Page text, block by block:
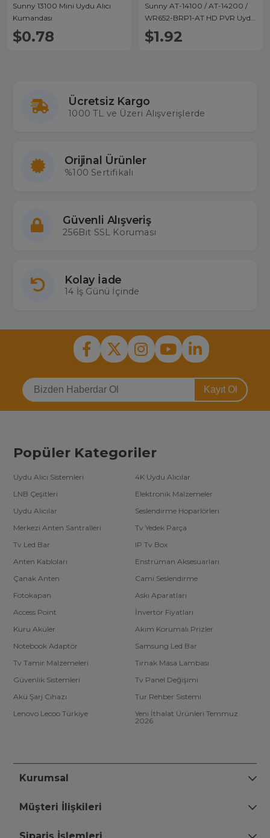
Sunny 13100 Mini Uydu Alıcı
Kumandası
$0.78
Sunny AT-14100 / AT-14200 /
WR652-BRP1-AT HD PVR Uydu
Alıcı Kumandası WR652-BRP1-
AT
$1.92
Ücretsiz Kargo
1000 TL ve Üzeri Alışverişlerde
Orijinal Ürünler
%100 Sertifikalı
Güvenli Alışveriş
256Bit SSL Koruması
Kolay İade
14 İş Günü İçinde
Kayıt Ol
Popüler Kategoriler
Uydu Alıcı Sistemleri
4K Uydu Alıcılar
LNB Çeşitleri
Elektronik Malzemeler
Uydu Alıcılar
Seslendirme Hoparlörleri
Merkezi Anten Santralleri
Tv Yedek Parça
Tv Led Bar
IP Tv Box
Anten Kabloları
Enstrüman Aksesuarları
Çanak Anten
Cami Seslendirme
Fotokapan
Askı Aparatları
Access Point
İnvertör Fiyatları
Kuru Aküler
Akım Korumalı Prizler
Notebook Adaptör
Samsung Led Bar
Tv Tamir Malzemeleri
Tırnak Masa Lambası
Güvenlik Sistemleri
Tv Panel Değişimi
Akü Şarj Cihazı
Tur Rehber Sistemi
Lenovo Lecoo Türkiye
Yeni İthalat Ürünleri Temmuz
2026
Kurumsal
Müşteri İlişkileri